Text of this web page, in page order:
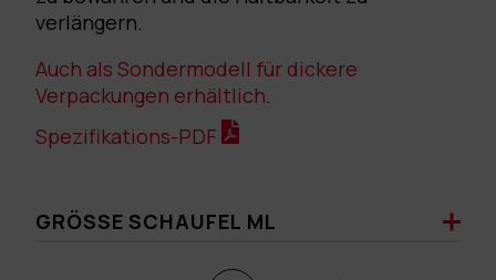
verlängern.
Auch als Sondermodell für dickere
Verpackungen erhältlich.
Spezifikations-PDF
GRÖSSE SCHAUFEL ML